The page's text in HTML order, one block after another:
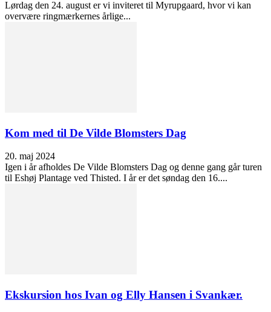
Lørdag den 24. august er vi inviteret til Myrupgaard, hvor vi kan
overvære ringmærkernes årlige...
Kom med til De Vilde Blomsters Dag
20. maj 2024
Igen i år afholdes De Vilde Blomsters Dag og denne gang går turen
til Eshøj Plantage ved Thisted. I år er det søndag den 16....
Ekskursion hos Ivan og Elly Hansen i Svankær.